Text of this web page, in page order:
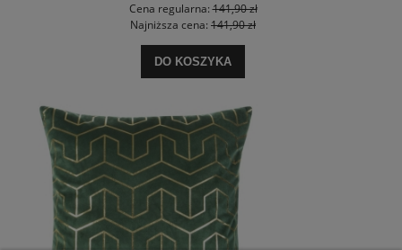
Cena regularna:141,90 zł
Najniższa cena: 141,90 zł
DO KOSZYKA